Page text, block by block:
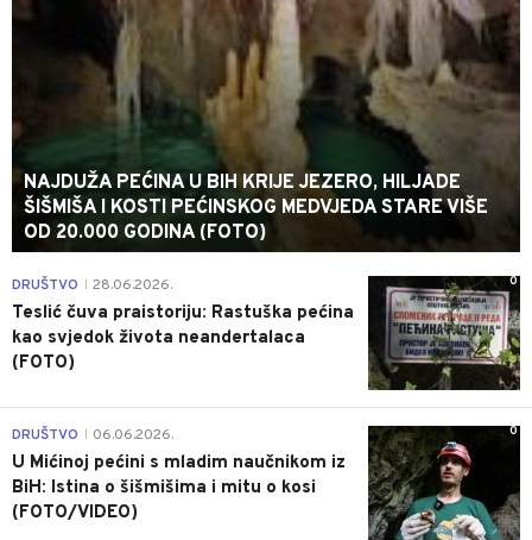
NAJDUŽA PEĆINA U BIH KRIJE JEZERO, HILJADE
ŠIŠMIŠA I KOSTI PEĆINSKOG MEDVJEDA STARE VIŠE
OD 20.000 GODINA (FOTO)
0
DRUŠTVO 28.06.2026.
Teslić čuva praistoriju: Rastuška pećina
kao svjedok života neandertalaca
(FOTO)
0
DRUŠTVO 06.06.2026.
U Mićinoj pećini s mladim naučnikom iz
BiH: Istina o šišmišima i mitu o kosi
(FOTO/VIDEO)